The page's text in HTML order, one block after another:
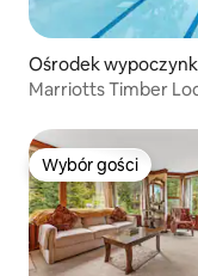
Ośrodek
Marriotts Timber
Wybór gości
Wybór gości